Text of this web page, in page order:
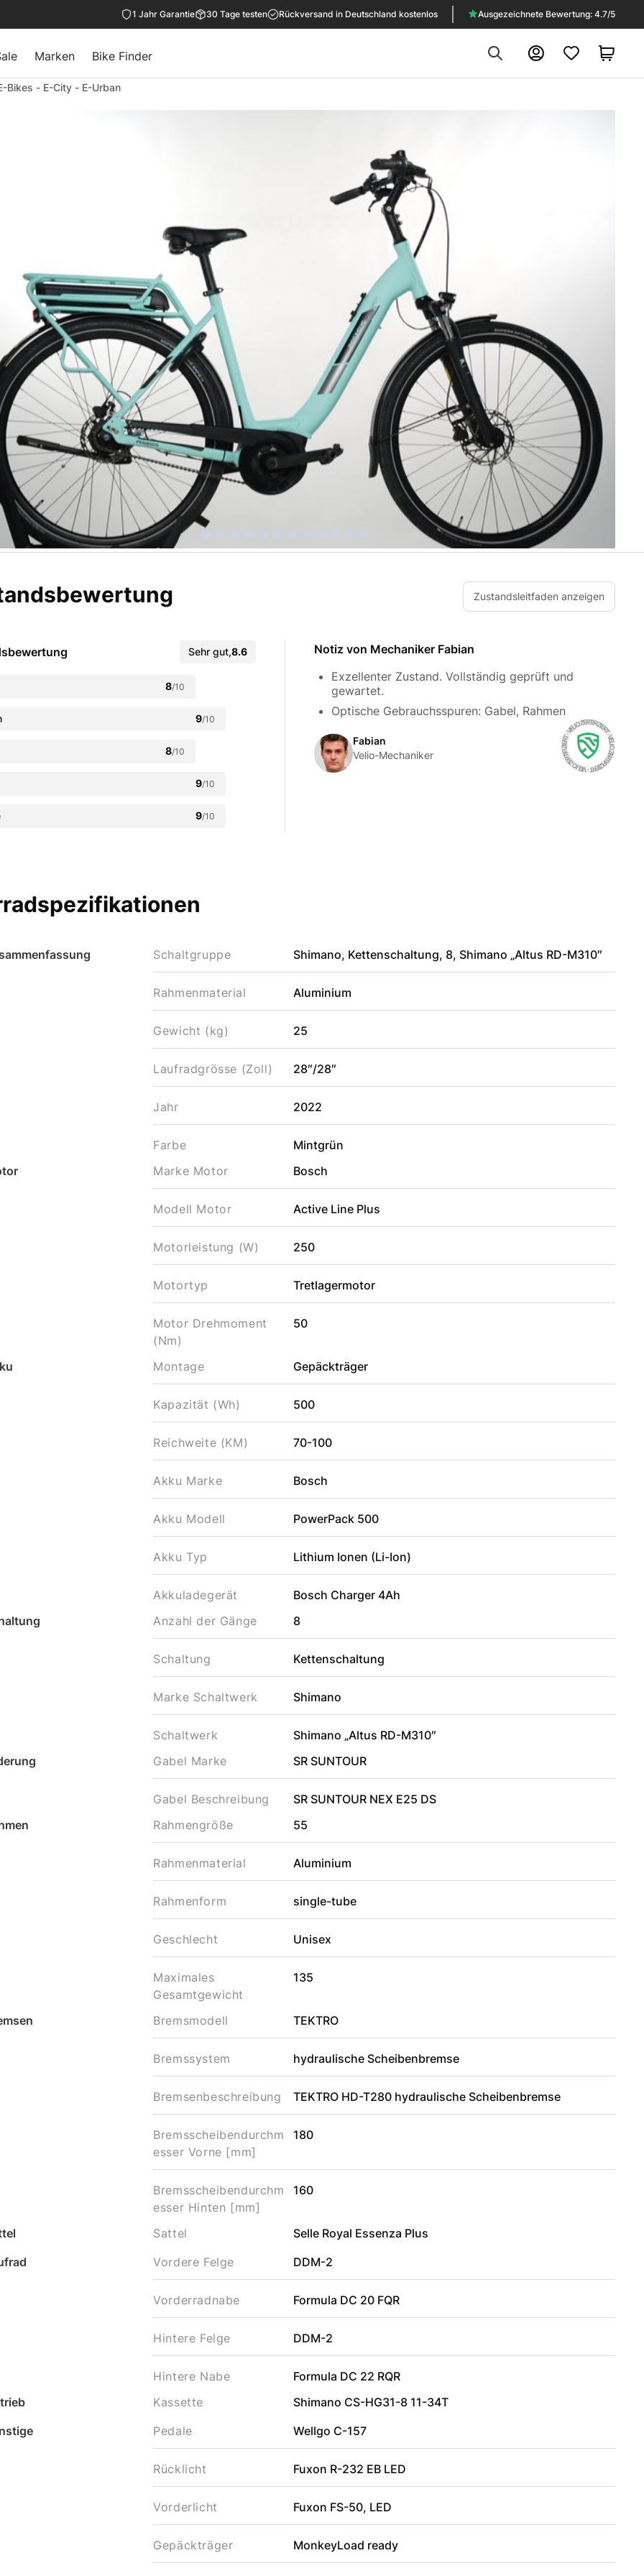
1 Jahr Garantie 30 Tage testen Rückversand in Deutschland kostenlos Ausgezeichnete Bewertung: 4.7/5
Marken Bike Finder Search Konto
Bikes - E-City - E-Urban
Zustandsleitfaden anzeigen
Sehr gut,8.6
8/10
9/10
8/10
9/10
9/10
Notiz von Mechaniker Fabian
Exzellenter Zustand. Vollständig geprüft und
gewartet.
Optische Gebrauchsspuren: Gabel, Rahmen
Fabian
Velio-Mechaniker
Schaltgruppe Shimano, Kettenschaltung, 8, Shimano „Altus RD-M310″
Rahmenmaterial Aluminium
Gewicht (kg) 25
Laufradgrösse (Zoll) 28″/28″
Jahr 2022
Farbe
Mintgrün
Marke Motor Bosch
Modell Motor Active Line Plus
Motorleistung (W) 250
Motortyp Tretlagermotor
Motor Drehmoment
(Nm)
50
Montage Gepäckträger
Kapazität (Wh) 500
Reichweite (KM) 70-100
Akku Marke Bosch
Akku Modell PowerPack 500
Akku Typ Lithium Ionen (Li-Ion)
Akkuladegerät
Bosch Charger 4Ah
Anzahl der Gänge 8
Schaltung Kettenschaltung
Marke Schaltwerk Shimano
Schaltwerk
Shimano „Altus RD-M310″
Gabel Marke SR SUNTOUR
Gabel Beschreibung
SR SUNTOUR NEX E25 DS
Rahmengröße 55
Rahmenmaterial Aluminium
Rahmenform single-tube
Geschlecht Unisex
Maximales
Gesamtgewicht
135
Bremsmodell TEKTRO
Bremssystem hydraulische Scheibenbremse
Bremsenbeschreibung TEKTRO HD-T280 hydraulische Scheibenbremse
Bremsscheibendurchm
esser Vorne [mm]
180
Bremsscheibendurchm
esser Hinten [mm]
160
Sattel
Selle Royal Essenza Plus
Vordere Felge DDM-2
Vorderradnabe Formula DC 20 FQR
Hintere Felge DDM-2
Hintere Nabe
Formula DC 22 RQR
Kassette
Shimano CS-HG31-8 11-34T
Pedale Wellgo C-157
Rücklicht Fuxon R-232 EB LED
Vorderlicht Fuxon FS-50, LED
Gepäckträger MonkeyLoad ready